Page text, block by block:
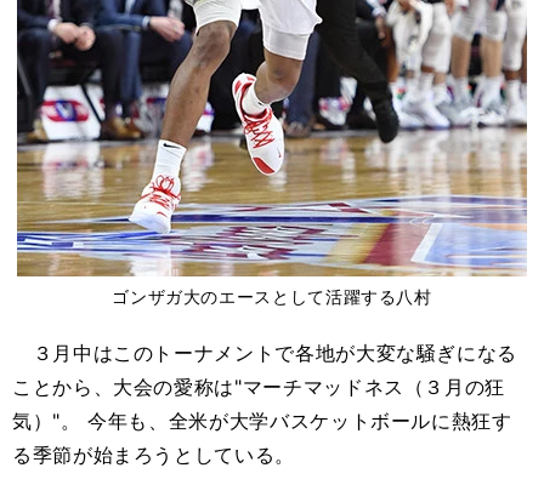
ゴンザガ大のエースとして活躍する八村
３月中はこのトーナメントで各地が大変な騒ぎになる
ことから、大会の愛称は"マーチマッドネス（３月の狂
気）"。 今年も、全米が大学バスケットボールに熱狂す
る季節が始まろうとしている。